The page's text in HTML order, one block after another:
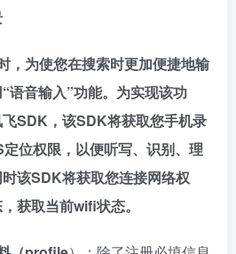
，为使您在搜索时更加便捷地输
语音输入”功能。为实现该功
SDK， 该SDK将获取您手机录
定位权限 ，以便听写、识别、理
该SDK将获取您连接网络权
获取当前wifi状态。